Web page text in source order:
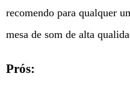
recomendo para qualquer
mesa de som de alta
Prós: